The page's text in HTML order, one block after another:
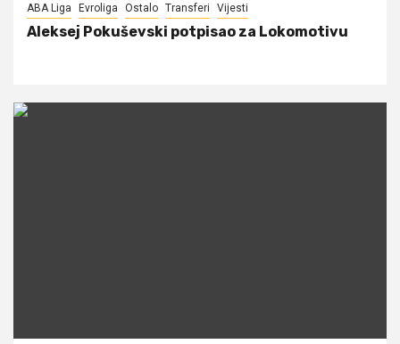
ABA Liga Evroliga Ostalo Transferi Vijesti
Aleksej Pokuševski potpisao za Lokomotivu